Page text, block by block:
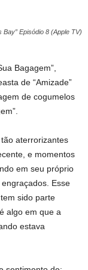
Bay” Episódio 8 (Apple TV)
Bagagem”,
de “Amizade”
de cogumelos
tão aterrorizantes
e momentos
em seu próprio
Esse
sido parte
algo em que a
estava